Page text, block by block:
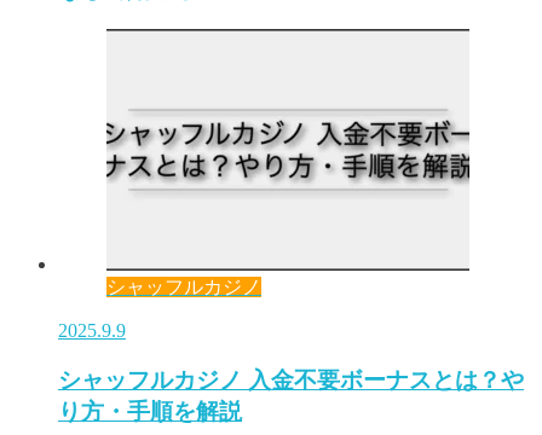
シャッフルカジノ
2025.9.9
シャッフルカジノ 入金不要ボーナスとは？や
り方・手順を解説